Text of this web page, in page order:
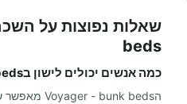
beds
כמה אנשים יכולים לישון בVoyager - bunk beds?